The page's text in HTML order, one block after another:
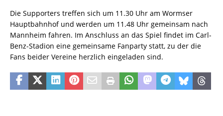
Die Supporters treffen sich um 11.30 Uhr am Wormser
Hauptbahnhof und werden um 11.48 Uhr gemeinsam nach
Mannheim fahren. Im Anschluss an das Spiel findet im Carl-
Benz-Stadion eine gemeinsame Fanparty statt, zu der die
Fans beider Vereine herzlich eingeladen sind.